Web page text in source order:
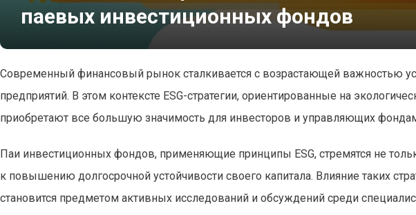
паевых инвестиционных фондов
Современный финансовый рынок сталкивается с возрастающей важностью
предприятий. В этом контексте ESG-стратегии, ориентированные на
приобретают все большую значимость для инвесторов и управляющих
Паи инвестиционных фондов, применяющие принципы ESG, стремятся не
к повышению долгосрочной устойчивости своего капитала. Влияние таких
становится предметом активных исследований и обсуждений среди